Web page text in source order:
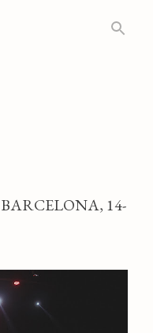
14-